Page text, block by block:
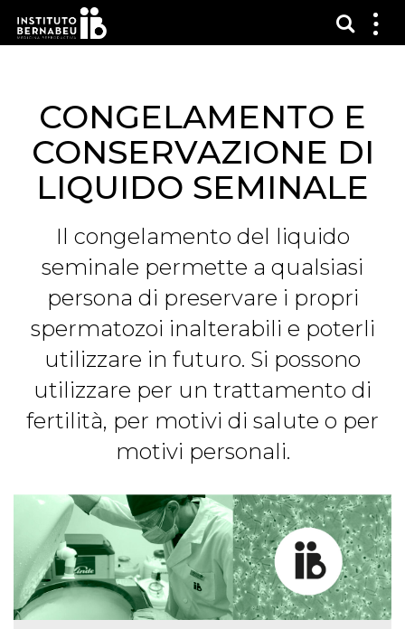
CONGELAMENTO E
CONSERVAZIONE DI
LIQUIDO SEMINALE
Il congelamento del liquido
seminale permette a qualsiasi
persona di preservare i propri
spermatozoi inalterabili e poterli
utilizzare in futuro. Si possono
utilizzare per un trattamento di
fertilità, per motivi di salute o per
motivi personali.